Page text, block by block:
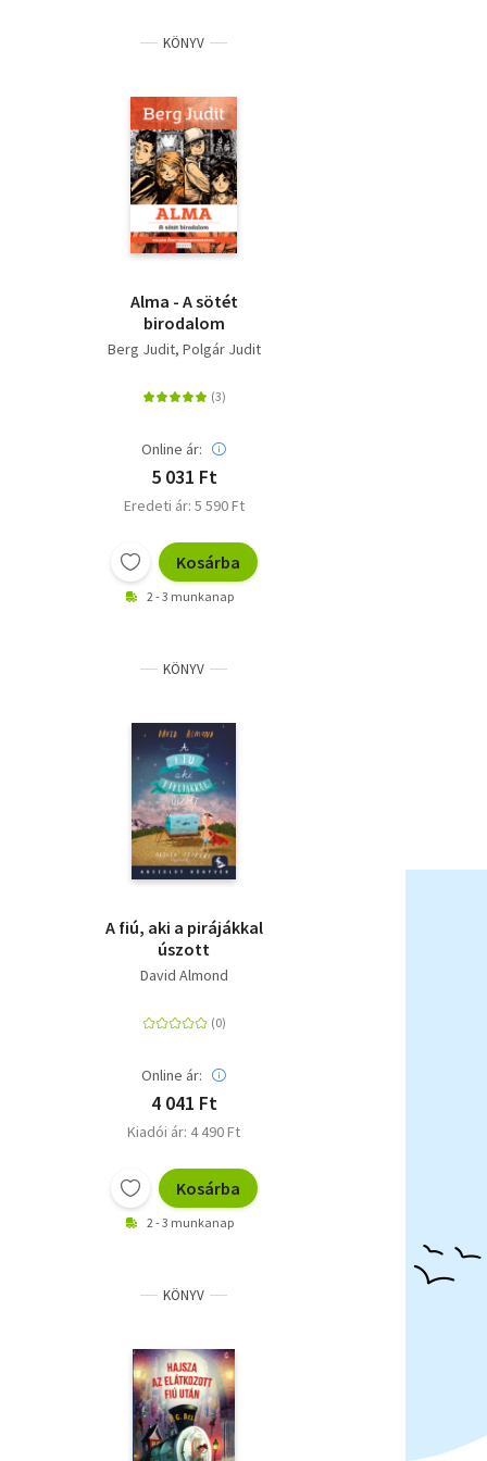
KÖNYV
Alma - A sötét
birodalom
Berg Judit Polgár Judit
Online ár:
5 031 Ft
Eredeti ár: 5 590 Ft
Kosárba
2 - 3 munkanap
KÖNYV
A fiú, aki a pirájákkal
úszott
David Almond
Online ár:
4 041 Ft
Kiadói ár: 4 490 Ft
Kosárba
2 - 3 munkanap
KÖNYV